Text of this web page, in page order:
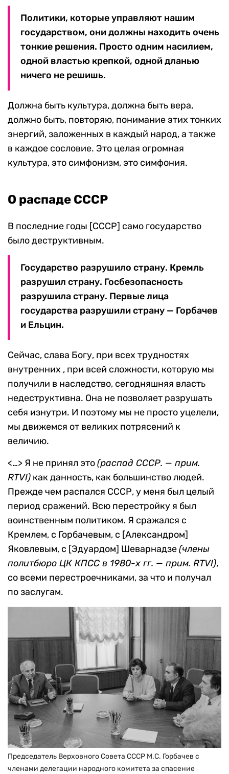
Политики, которые управляют нашим
государством, они должны находить очень
тонкие решения. Просто одним насилием,
одной властью крепкой, одной дланью
ничего не решишь.
Должна быть культура, должна быть вера,
должно быть, повторяю, понимание этих тонких
энергий, заложенных в каждый народ, а также
в каждое сословие. Это целая огромная
культура, это симфонизм, это симфония.
О распаде СССР
В последние годы [СССР] само государство
было деструктивным.
Государство разрушило страну. Кремль
разрушил страну. Госбезопасность
разрушила страну. Первые лица
государства разрушили страну — Горбачев
и Ельцин.
Сейчас, слава Богу, при всех трудностях
внутренних , при всей сложности, которую мы
получили в наследство, сегодняшняя власть
недеструктивна. Она не позволяет разрушать
себя изнутри. И поэтому мы не просто уцелели,
мы движемся от великих потрясений к
величию.
<…> Я не принял это(распад СССР. — прим.
RTVI) как данность, как большинство людей.
Прежде чем распался СССР, у меня был целый
период сражений. Всю перестройку я был
воинственным политиком. Я сражался с
Кремлем, с Горбачевым, с [Александром]
Яковлевым, с [Эдуардом] Шеварнадзе(члены
политбюро ЦК КПСС в 1980-х гг. — прим. RTVI),
со всеми перестроечниками, за что и получал
по заслугам.
Председатель Верховного Совета СССР М.С. Горбачев с
членами делегации народного комитета за спасение